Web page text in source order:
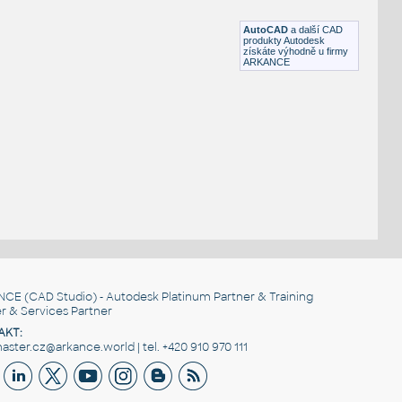
AutoCAD a další CAD
produkty Autodesk
získáte výhodně u firmy
ARKANCE
(CAD Studio) - Autodesk Platinum Partner & Training
& Services Partner
| tel. +420 910 970 111